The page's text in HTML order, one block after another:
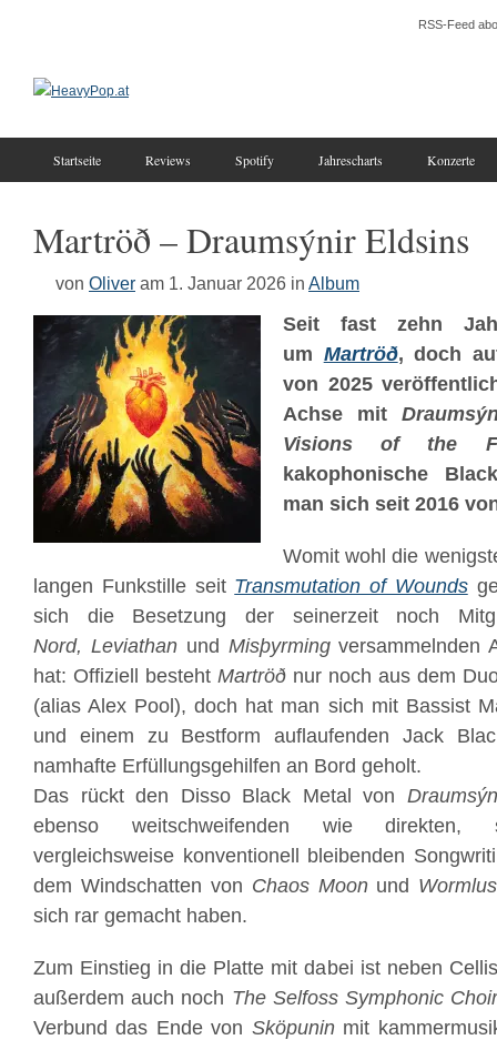
RSS-Feed
Startseite Reviews Spotify Jahrescharts Konzerte
Martröð – Draumsýnir Eldsins
von Oliver am 1. Januar 2026 in Album
Seit fast zehn
um Martröð, doch
von 2025
Achse mit
Visions of the
kakophonische
man sich seit 2016
Womit wohl die
langen Funkstille seit Transmutation of Wounds
sich die Besetzung der seinerzeit noch
Nord, Leviathan und Misþyrmingversammelnden
hat: Offiziell besteht Martröð nur noch aus dem
(alias Alex Pool), doch hat man sich mit Bassist
und einem zu Bestform auflaufenden Jack
namhafte Erfüllungsgehilfen an Bord geholt.
Das rückt den Disso Black Metal von
ebenso weitschweifenden wie direkten,
vergleichsweise konventionell bleibenden
dem Windschatten von Chaos Moonund
sich rar gemacht haben.
Zum Einstieg in die Platte mit dabei ist neben
außerdem auch noch The Selfoss Symphonic
Verbund das Ende von Sköpuninmit